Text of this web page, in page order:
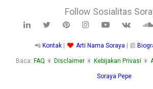
Follow Sosialitas
📲 Kontak Arti Nama Soraya | 📰
Baca: FAQ 🎇 Disclaimer🎇 Kebijakan Privasi 🎇
Soraya Pepe